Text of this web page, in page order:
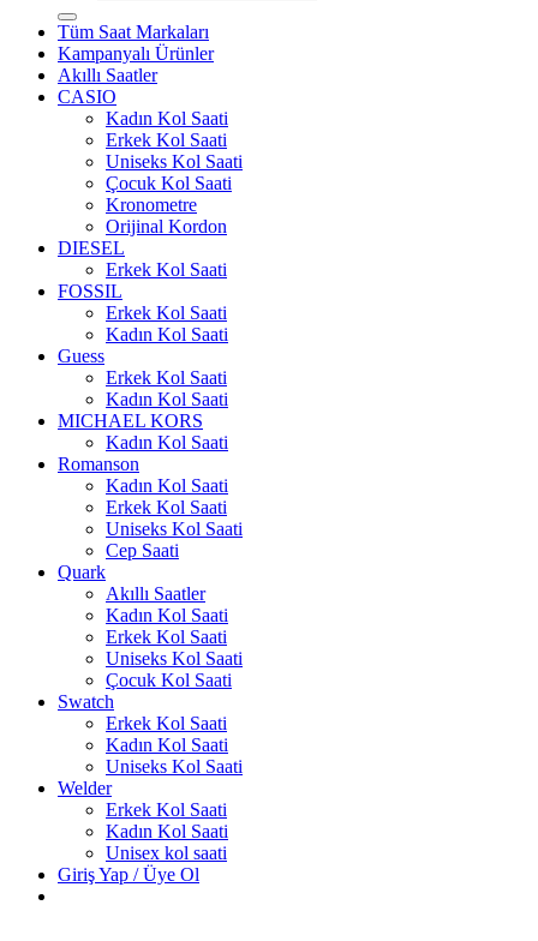
Tüm Saat Markaları
Kampanyalı Ürünler
Akıllı Saatler
CASIO
Kadın Kol Saati
Erkek Kol Saati
Uniseks Kol Saati
Çocuk Kol Saati
Kronometre
Orijinal Kordon
DIESEL
Erkek Kol Saati
FOSSIL
Erkek Kol Saati
Kadın Kol Saati
Guess
Erkek Kol Saati
Kadın Kol Saati
MICHAEL KORS
Kadın Kol Saati
Romanson
Kadın Kol Saati
Erkek Kol Saati
Uniseks Kol Saati
Cep Saati
Quark
Akıllı Saatler
Kadın Kol Saati
Erkek Kol Saati
Uniseks Kol Saati
Çocuk Kol Saati
Swatch
Erkek Kol Saati
Kadın Kol Saati
Uniseks Kol Saati
Welder
Erkek Kol Saati
Kadın Kol Saati
Unisex kol saati
Giriş Yap / Üye Ol